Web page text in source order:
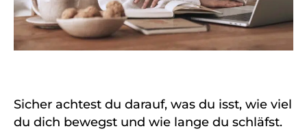
Sicher achtest du darauf, was du isst, wie viel
du dich bewegst und wie lange du schläfst.